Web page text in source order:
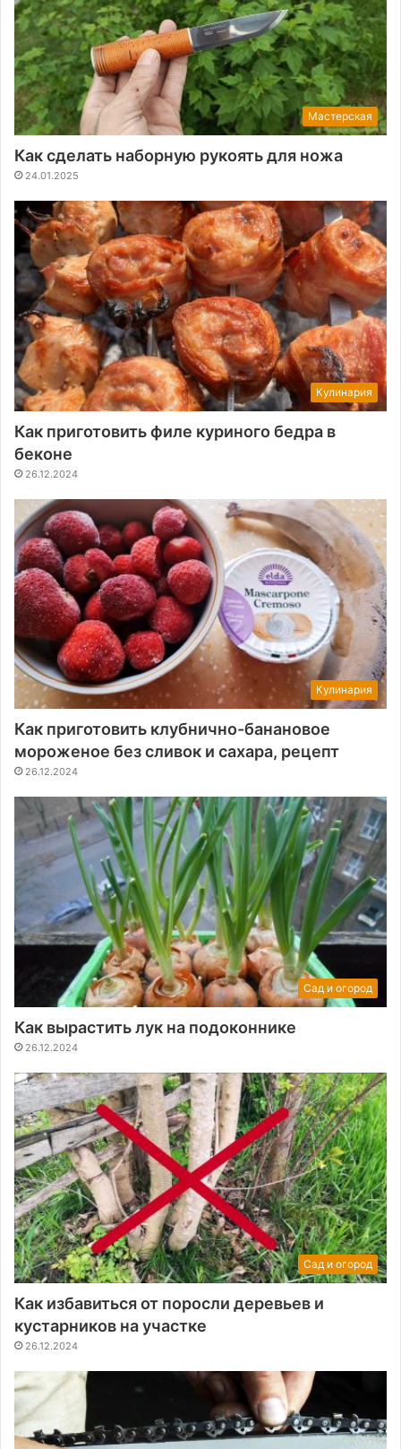
Мастерская
Как сделать наборную рукоять для ножа
24.01.2025
Кулинария
Как приготовить филе куриного бедра в
беконе
26.12.2024
Кулинария
Как приготовить клубнично-банановое
мороженое без сливок и сахара, рецепт
26.12.2024
Сад и огород
Как вырастить лук на подоконнике
26.12.2024
Сад и огород
Как избавиться от поросли деревьев и
кустарников на участке
26.12.2024